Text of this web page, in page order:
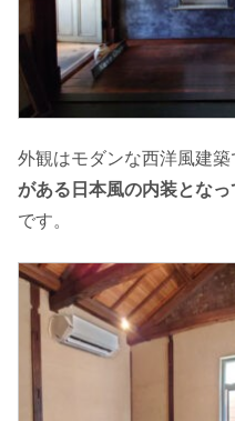
外観はモダンな西洋風建築
がある日本風の内装とな
です。